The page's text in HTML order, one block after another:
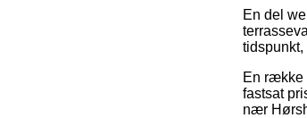
En del
tidspunkt,
En række
fastsat
nær